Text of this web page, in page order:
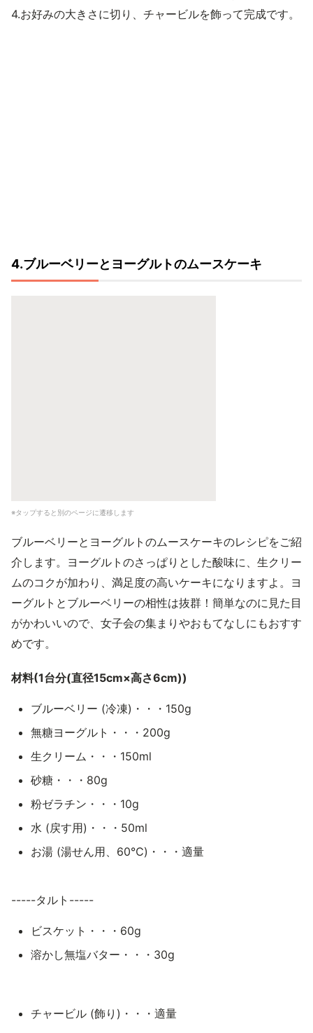
4.お好みの大きさに切り、チャービルを飾って完成です。
4.ブルーベリーとヨーグルトのムースケーキ
※タップすると別のページに遷移します
ブルーベリーとヨーグルトのムースケーキのレシピをご紹
介します。ヨーグルトのさっぱりとした酸味に、生クリー
ムのコクが加わり、満足度の高いケーキになりますよ。ヨ
ーグルトとブルーベリーの相性は抜群！簡単なのに見た目
がかわいいので、女子会の集まりやおもてなしにもおすす
めです。
材料(1台分(直径15cm×高さ6cm))
ブルーベリー (冷凍)・・・150g
無糖ヨーグルト・・・200g
生クリーム・・・150ml
砂糖・・・80g
粉ゼラチン・・・10g
水 (戻す用)・・・50ml
お湯 (湯せん用、60℃)・・・適量
-----タルト-----
ビスケット・・・60g
溶かし無塩バター・・・30g
チャービル (飾り)・・・適量